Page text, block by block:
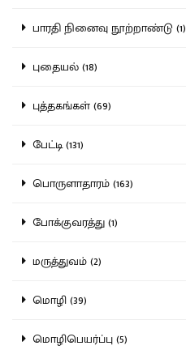
பாரதி நினைவு நூற்றாண்டு (1)
புதையல் (18)
புத்தகங்கள் (69)
பேட்டி (131)
பொருளாதாரம் (163)
போக்குவரத்து (1)
மருத்துவம் (2)
மொழி (39)
மொழிபெயர்ப்பு (5)